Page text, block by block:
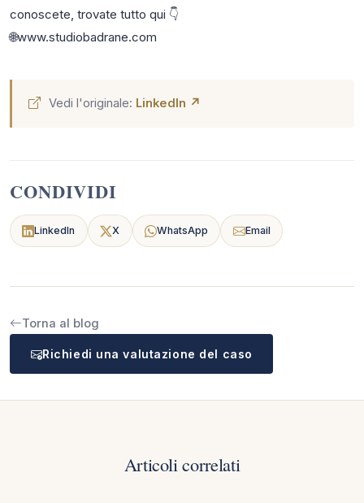
conoscete, trovate tutto qui 👇
🌐​​​​​​​​​​​​​​​​www.studiobadrane.com
Vedi l'originale: LinkedIn ↗
CONDIVIDI
LinkedIn X WhatsApp Email
Torna al blog
Richiedi una valutazione del caso
Articoli correlati